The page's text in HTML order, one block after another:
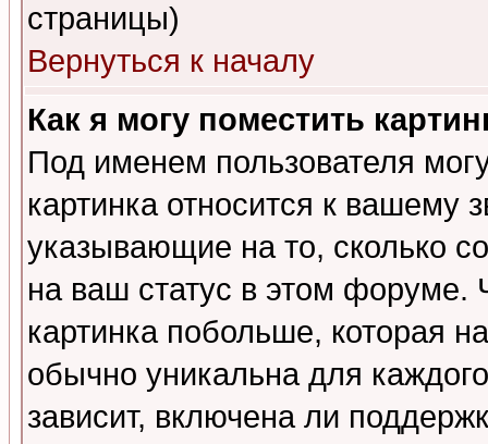
страницы)
Вернуться к началу
Как я могу поместить
Под именем пользователя
картинка относится к вашему
указывающие на то, сколько
на ваш статус в этом форуме.
картинка побольше, которая
обычно уникальна для
зависит, включена ли